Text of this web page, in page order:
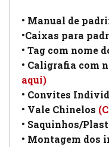
• Manual de
•Caixas para
• Tag com nome
• Caligrafia com
aqui)
• Convites
• Vale Chinelos
• Saquinhos/
• Montagem dos